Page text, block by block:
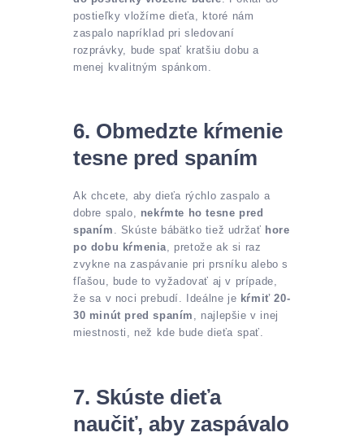
postieľky vložíme dieťa, ktoré nám
zaspalo napríklad pri sledovaní
rozprávky, bude spať kratšiu dobu a
menej kvalitným spánkom.
6. Obmedzte kŕmenie
tesne pred spaním
Ak chcete, aby dieťa rýchlo zaspalo a
dobre spalo, nekŕmte ho tesne pred
spaním
. Skúste bábätko tiež udržať hore
po dobu kŕmenia , pretože ak si raz
zvykne na zaspávanie pri prsníku alebo s
fľašou, bude to vyžadovať aj v prípade,
že sa v noci prebudí. Ideálne je kŕmiť 20-
30 minút pred spaním
, najlepšie v inej
miestnosti, než kde bude dieťa spať.
7. Skúste dieťa
naučiť, aby zaspávalo